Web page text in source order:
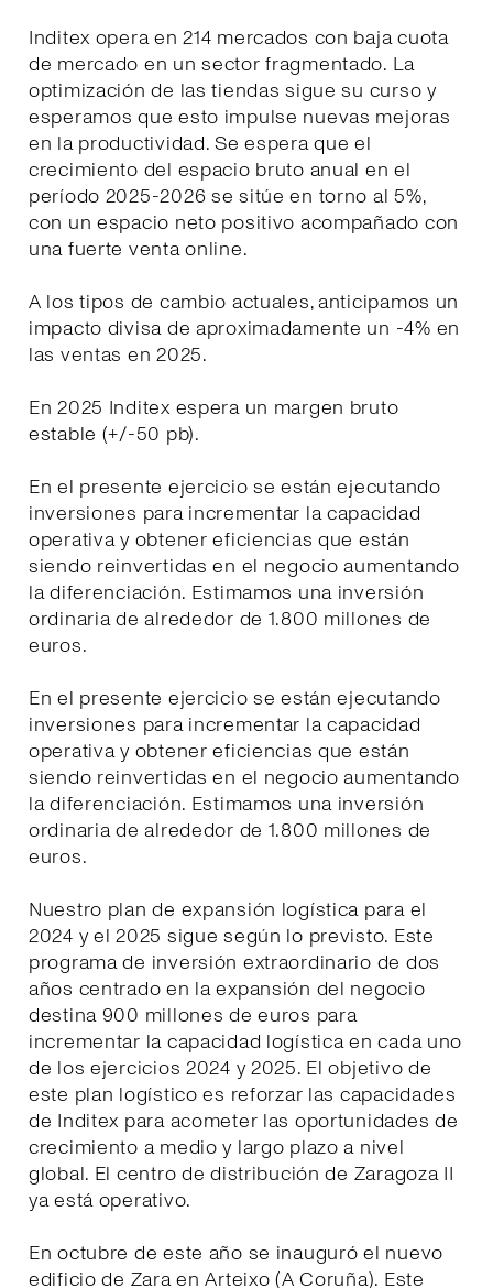
Inditex opera en 214 mercados con baja cuota
de mercado en un sector fragmentado. La
optimización de las tiendas sigue su curso y
esperamos que esto impulse nuevas mejoras
en la productividad. Se espera que el
crecimiento del espacio bruto anual en el
período 2025-2026 se sitúe en torno al 5%,
con un espacio neto positivo acompañado con
una fuerte venta online.
A los tipos de cambio actuales, anticipamos un
impacto divisa de aproximadamente un -4% en
las ventas en 2025.
En 2025 Inditex espera un margen bruto
estable (+/-50 pb).
En el presente ejercicio se están ejecutando
inversiones para incrementar la capacidad
operativa y obtener eficiencias que están
siendo reinvertidas en el negocio aumentando
la diferenciación. Estimamos una inversión
ordinaria de alrededor de 1.800 millones de
euros.
En el presente ejercicio se están ejecutando
inversiones para incrementar la capacidad
operativa y obtener eficiencias que están
siendo reinvertidas en el negocio aumentando
la diferenciación. Estimamos una inversión
ordinaria de alrededor de 1.800 millones de
euros.
Nuestro plan de expansión logística para el
2024 y el 2025 sigue según lo previsto. Este
programa de inversión extraordinario de dos
años centrado en la expansión del negocio
destina 900 millones de euros para
incrementar la capacidad logística en cada uno
de los ejercicios 2024 y 2025. El objetivo de
este plan logístico es reforzar las capacidades
de Inditex para acometer las oportunidades de
crecimiento a medio y largo plazo a nivel
global. El centro de distribución de Zaragoza II
ya está operativo.
En octubre de este año se inauguró el nuevo
edificio de Zara en Arteixo (A Coruña). Este